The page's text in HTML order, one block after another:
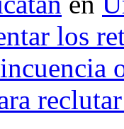
los